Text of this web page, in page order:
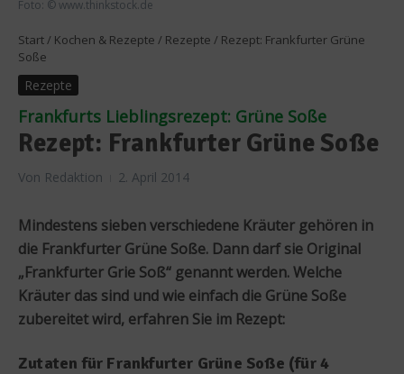
Foto: © www.thinkstock.de
Start / Kochen & Rezepte / Rezepte / Rezept: Frankfurter Grüne
Soße
Rezepte
Frankfurts Lieblingsrezept: Grüne Soße
Rezept: Frankfurter Grüne Soße
Von Redaktion 2. April 2014
Mindestens sieben verschiedene Kräuter gehören in
die Frankfurter Grüne Soße. Dann darf sie Original
„Frankfurter Grie Soß“ genannt werden. Welche
Kräuter das sind und wie einfach die Grüne Soße
zubereitet wird, erfahren Sie im Rezept:
Zutaten für Frankfurter Grüne Soße (für 4